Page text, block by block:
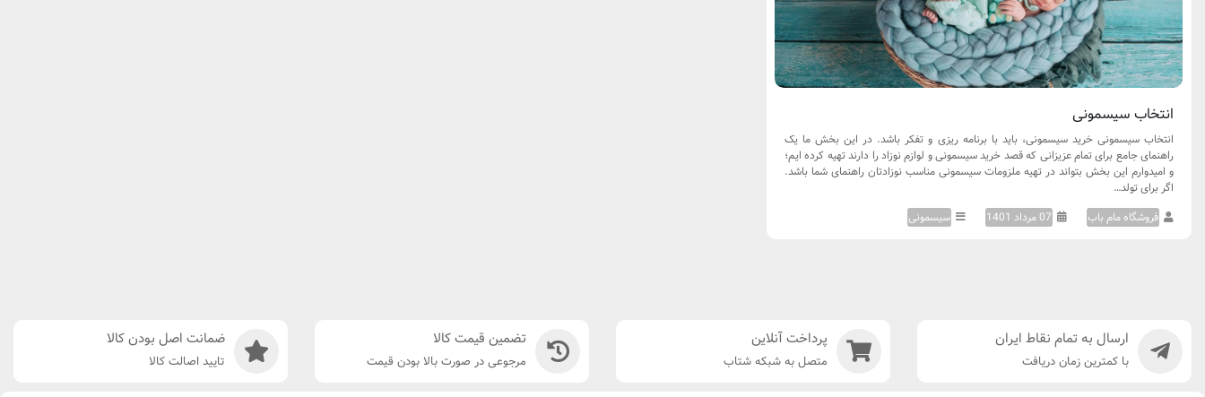
انتخاب سیسمونی
انتخاب سیسمونی خرید سیسمونی، باید با برنامه ریزی و تفکر باشد. در این بخش ما یک
راهنمای جامع برای تمام عزیزانی که قصد خرید سیسمونی و لوازم نوزاد را دارند تهیه کرده ایم؛
و امیدوارم این بخش بتواند در تهیه ملزومات سیسمونی مناسب نوزادتان راهنمای شما باشد.
اگر برای تولد…
فروشگاه مام باب
07 مرداد 1401 سیسمونی
ارسال به تمام نقاط ایران
با کمترین زمان دریافت
پرداخت آنلاین
متصل به شبکه شتاب
تضمین قیمت کالا
مرجوعی در صورت بالا بودن قیمت
ضمانت اصل بودن کالا
تایید اصالت کالا